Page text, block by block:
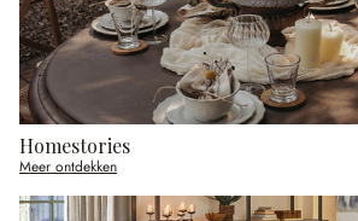
Homestories
Meer ontdekken